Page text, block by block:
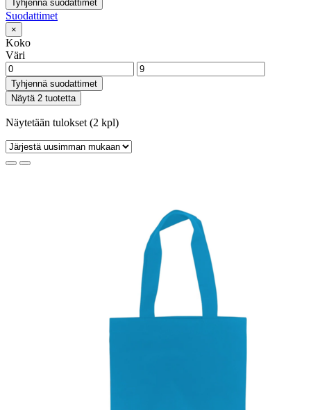
Tyhjennä suodattimet
Suodattimet
×
Koko
Väri
Tyhjennä suodattimet
Näytä 2 tuotetta
Näytetään tulokset (2 kpl)